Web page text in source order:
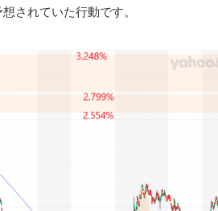
されていた行動です。